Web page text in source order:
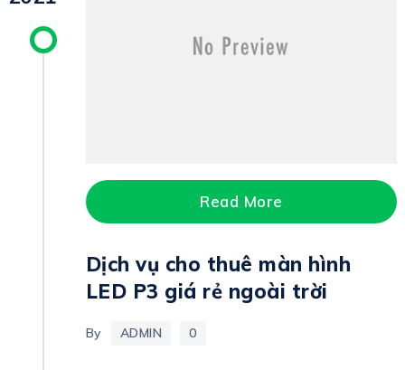
Read More
Dịch vụ cho thuê màn hình
LED P3 giá rẻ ngoài trời
By ADMIN 0